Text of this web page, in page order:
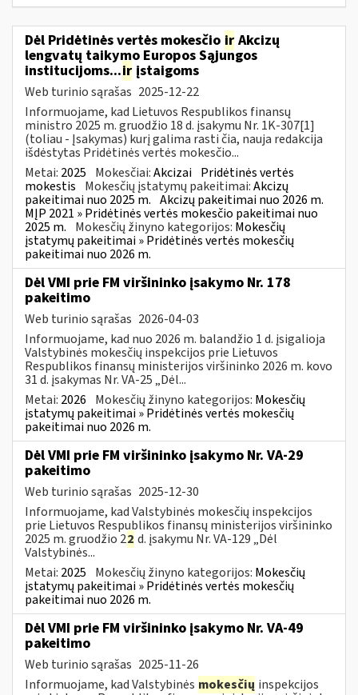
Dėl Pridėtinės vertės mokesčio ir Akcizų
lengvatų taikymo Europos Sąjungos
institucijoms...ir įstaigoms
Web turinio sąrašas 2025-12-22
Informuojame, kad Lietuvos Respublikos finansų
ministro 2025 m. gruodžio 18 d. įsakymu Nr. 1K-307[1]
(toliau - Įsakymas) kurį galima rasti čia, nauja redakcija
išdėstytas Pridėtinės vertės mokesčio...
Metai: 2025 Mokesčiai:Akcizai Pridėtinės vertės
mokestis Mokesčių įstatymų pakeitimai:Akcizų
pakeitimai nuo 2025 m. Akcizų pakeitimai nuo 2026 m.
MĮP 2021 » Pridėtinės vertės mokesčio pakeitimai nuo
2025 m. Mokesčių žinyno kategorijos: Mokesčių
įstatymų pakeitimai » Pridėtinės vertės mokesčių
pakeitimai nuo 2026 m.
Dėl VMI prie FM viršininko įsakymo Nr. 178
pakeitimo
Web turinio sąrašas 2026-04-03
Informuojame, kad nuo 2026 m. balandžio 1 d. įsigalioja
Valstybinės mokesčių inspekcijos prie Lietuvos
Respublikos finansų ministerijos viršininko 2026 m. kovo
31 d. įsakymas Nr. VA-25 „Dėl...
Metai: 2026 Mokesčių žinyno kategorijos: Mokesčių
įstatymų pakeitimai » Pridėtinės vertės mokesčių
pakeitimai nuo 2026 m.
Dėl VMI prie FM viršininko įsakymo Nr. VA-29
pakeitimo
Web turinio sąrašas 2025-12-30
Informuojame, kad Valstybinės mokesčių inspekcijos
prie Lietuvos Respublikos finansų ministerijos viršininko
2025 m. gruodžio 22 d. įsakymu Nr. VA-129 „Dėl
Valstybinės...
Metai: 2025 Mokesčių žinyno kategorijos: Mokesčių
įstatymų pakeitimai » Pridėtinės vertės mokesčių
pakeitimai nuo 2026 m.
Dėl VMI prie FM viršininko įsakymo Nr. VA-49
pakeitimo
Web turinio sąrašas 2025-11-26
Informuojame, kad Valstybinės mokesčių inspekcijos